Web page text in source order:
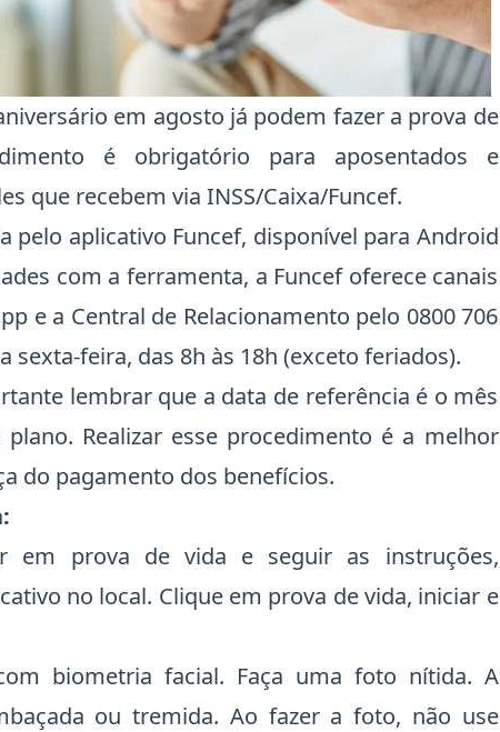
em agosto já podem fazer a prova de
é obrigatório para aposentados e
que recebem via INSS/Caixa/Funcef.
pelo aplicativo Funcef, disponível para Android
com a ferramenta, a Funcef oferece canais
e a Central de Relacionamento pelo 0800 706
sexta-feira, das 8h às 18h (exceto feriados).
lembrar que a data de referência é o mês
Realizar esse procedimento é a melhor
do pagamento dos benefícios.
em prova de vida e seguir as instruções,
no local. Clique em prova de vida, iniciar e
biometria facial. Faça uma foto nítida. A
ou tremida. Ao fazer a foto, não use